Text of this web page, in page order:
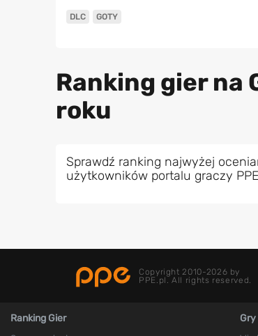
DLC GOTY
Ranking gier na
roku
Sprawdź ranking najwyżej
użytkowników portalu graczy
Copyright 2010-2026 by
PPE.pl. All rights reserved.
Ranking Gier Gry